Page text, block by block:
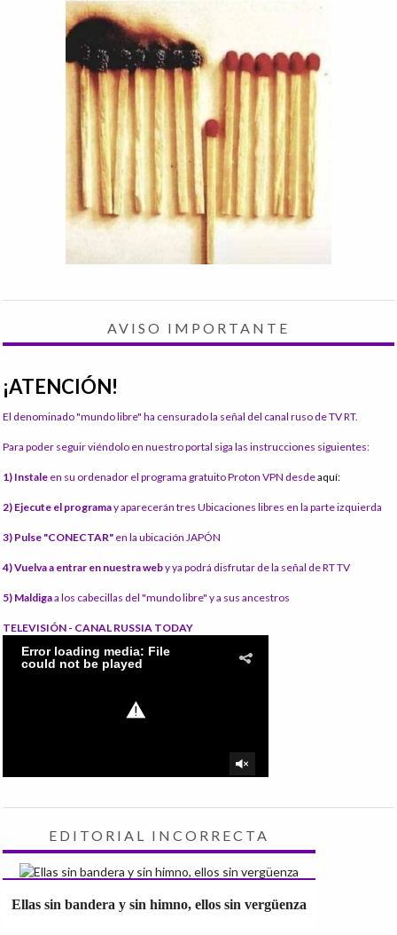
AVISO IMPORTANTE
¡ATENCIÓN!
El denominado "mundo libre" ha censurado la señal del canal ruso de TV RT.
Para poder seguir viéndolo en nuestro portal siga las instrucciones siguientes:
1) Instale en su ordenador el programa gratuito Proton VPN desdeaquí:
2) Ejecute el programay aparecerán tres Ubicaciones libres en la parte izquierda
3) Pulse "CONECTAR" en la ubicación JAPÓN
4) Vuelva a entrar en nuestra weby ya podrá disfrutar de la señal de RT TV
5) Maldigaa los cabecillas del "mundo libre" y a sus ancestros
TELEVISIÓN - CANAL RUSSIA TODAY
EDITORIAL INCORRECTA
Ellas sin bandera y sin himno, ellos sin vergüenza